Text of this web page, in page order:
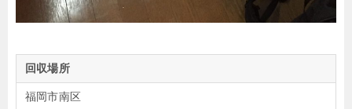
回収場所
福岡市南区